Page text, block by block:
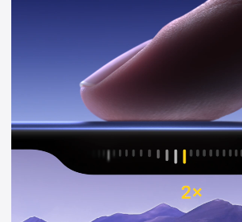
Камера iPhone 16 делает великолепные
фотографии как крупным планом, так и
на расстоянии. 48-мегапиксельная
Fusion-камера обеспечивает
сверхвысокое качество и 2-кратный
оптический зум. Широкоугольная
камера снимает макрофотографии и
широкие кадры. Это как иметь четыре
объектива в кармане. Функция
делать 3D-фото и видео для просмотра
с Apple Vision Pro.